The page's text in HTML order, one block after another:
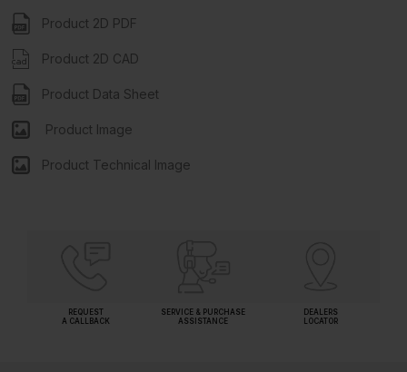
Product 2D PDF
Product 2D CAD
Product Data Sheet
Product Image
Product Technical Image
REQUEST
A CALLBACK
SERVICE & PURCHASE
ASSISTANCE
DEALERS
LOCATOR